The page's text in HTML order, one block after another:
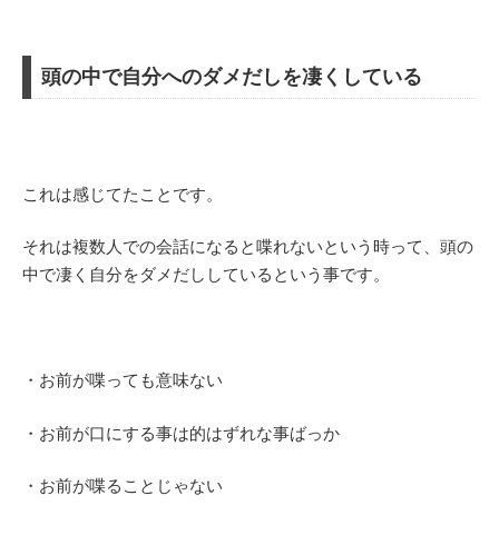
頭の中で自分へのダメだしを凄くしている
これは感じてたことです。
それは複数人での会話になると喋れないという時って、頭の
中で凄く自分をダメだししているという事です。
・お前が喋っても意味ない
・お前が口にする事は的はずれな事ばっか
・お前が喋ることじゃない